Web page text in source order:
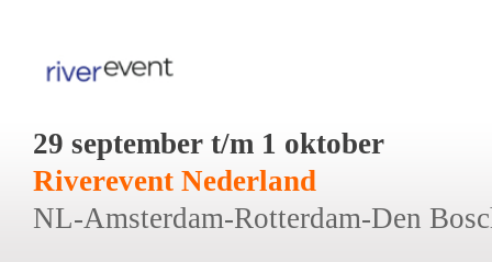
29 september t/m 1 oktober
Riverevent Nederland
NL-Amsterdam-Rotterdam-Den